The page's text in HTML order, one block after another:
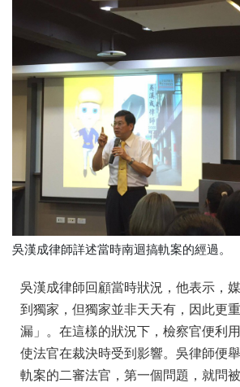
吳漢成律師詳述當時南迴搞軌案的經過。
吳漢成律師回顧當時狀況，他表示，
到獨家，但獨家並非天天有，因此更
漏」。在這樣的狀況下，檢察官便利
使法官在裁決時受到影響。吳律師便
軌案的二審法官，第一個問題，就問